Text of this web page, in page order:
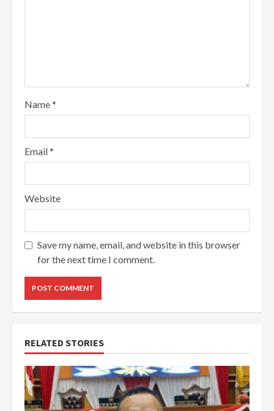
Name*
Email*
Website
Save my name, email, and website in this browser
for the next time I comment.
RELATED STORIES